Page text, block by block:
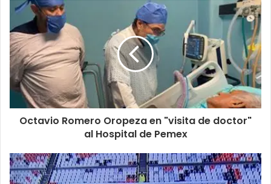
Octavio Romero Oropeza en "visita de doctor"
al Hospital de Pemex